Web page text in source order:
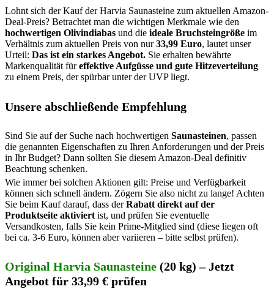
Lohnt sich der Kauf der Harvia Saunasteine zum aktuellen Amazon-
Deal-Preis? Betrachtet man die wichtigen Merkmale wie den
hochwertigen Olivindiabas und die ideale Bruchsteingröße im
Verhältnis zum aktuellen Preis von nur33,99 Euro, lautet unser
Urteil: Das ist ein starkes Angebot. Sie erhalten bewährte
Markenqualität füreffektive Aufgüsse und gute Hitzeverteilung
zu einem Preis, der spürbar unter der UVP liegt.
Unsere abschließende Empfehlung
Sind Sie auf der Suche nach hochwertigen Saunasteinen, passen
die genannten Eigenschaften zu Ihren Anforderungen und der Preis
in Ihr Budget? Dann sollten Sie diesem Amazon-Deal definitiv
Beachtung schenken.
Wie immer bei solchen Aktionen gilt: Preise und Verfügbarkeit
können sich schnell ändern. Zögern Sie also nicht zu lange! Achten
Sie beim Kauf darauf, dass derRabatt direkt auf der
Produktseite aktiviert ist, und prüfen Sie eventuelle
Versandkosten, falls Sie kein Prime-Mitglied sind (diese liegen oft
bei ca. 3-6 Euro, können aber variieren – bitte selbst prüfen).
Original Harvia Saunasteine (20 kg) – Jetzt
Angebot für 33,99 € prüfen